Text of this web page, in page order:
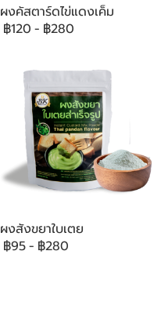
ผงคัสตาร์ดไข่แดงเค็ม
฿120 - ฿280
ผงสังขยาใบเตย
฿95- ฿280